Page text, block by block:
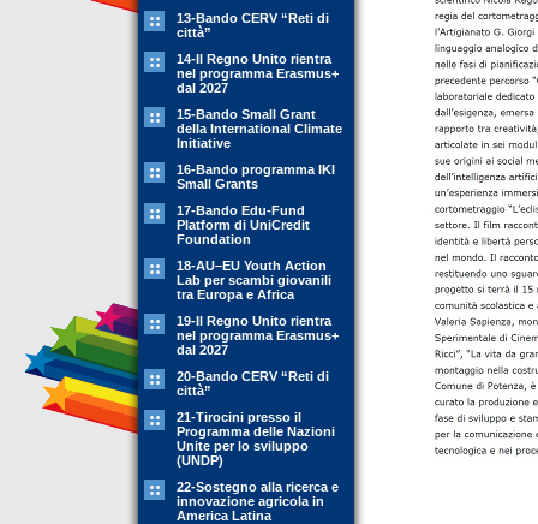
13-Bando CERV “Reti di
città”
14-Il Regno Unito rientra
nel programma Erasmus+
dal 2027
15-Bando Small Grant
della International Climate
Initiative
16-Bando programma IKI
Small Grants
17-Bando Edu-Fund
Platform di UniCredit
Foundation
18-AU–EU Youth Action
Lab per scambi giovanili
tra Europa e Africa
19-Il Regno Unito rientra
nel programma Erasmus+
dal 2027
20-Bando CERV “Reti di
città”
21-Tirocini presso il
Programma delle Nazioni
Unite per lo sviluppo
(UNDP)
22-Sostegno alla ricerca e
innovazione agricola in
America Latina